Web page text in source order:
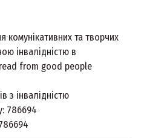
комунікативних та творчих
інвалідністю в
from good people
з інвалідністю
786694